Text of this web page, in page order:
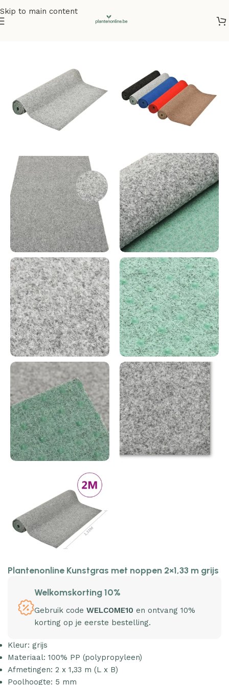
Skip to main content
Plantenonline Kunstgras met noppen 2×1,33 m grijs
Welkomskorting 10%
Gebruik code WELCOME10 en ontvang 10%
korting op je eerste bestelling.
Kleur: grijs
Materiaal: 100% PP (polypropyleen)
Afmetingen: 2 x 1,33 m (L x B)
Poolhoogte: 5 mm